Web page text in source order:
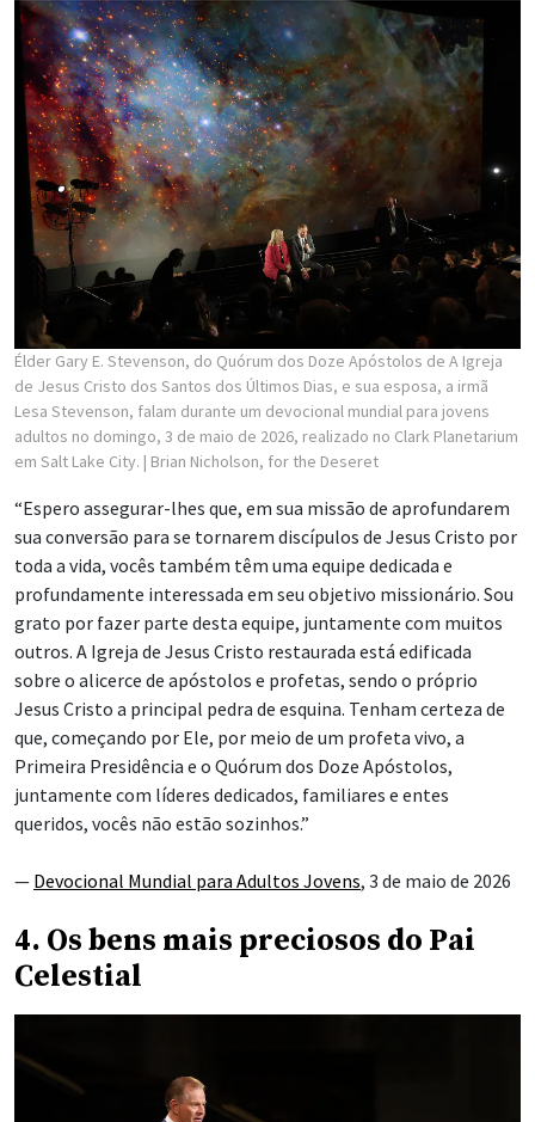
Élder Gary E. Stevenson, do Quórum dos Doze Apóstolos de A Igreja
de Jesus Cristo dos Santos dos Últimos Dias, e sua esposa, a irmã
Lesa Stevenson, falam durante um devocional mundial para jovens
adultos no domingo, 3 de maio de 2026, realizado no Clark Planetarium
em Salt Lake City. | Brian Nicholson, for the Deseret
“Espero assegurar-lhes que, em sua missão de aprofundarem
sua conversão para se tornarem discípulos de Jesus Cristo por
toda a vida, vocês também têm uma equipe dedicada e
profundamente interessada em seu objetivo missionário. Sou
grato por fazer parte desta equipe, juntamente com muitos
outros. A Igreja de Jesus Cristo restaurada está edificada
sobre o alicerce de apóstolos e profetas, sendo o próprio
Jesus Cristo a principal pedra de esquina. Tenham certeza de
que, começando por Ele, por meio de um profeta vivo, a
Primeira Presidência e o Quórum dos Doze Apóstolos,
juntamente com líderes dedicados, familiares e entes
queridos, vocês não estão sozinhos.”
— Devocional Mundial para Adultos Jovens, 3 de maio de 2026
4. Os bens mais preciosos do Pai
Celestial